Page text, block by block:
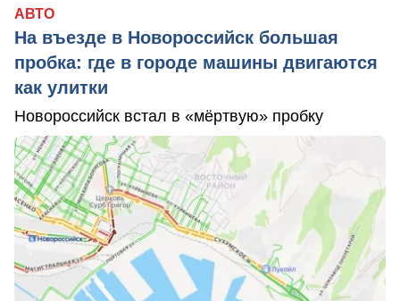
АВТО
На въезде в Новороссийск большая
пробка: где в городе машины двигаются
как улитки
Новороссийск встал в «мёртвую» пробку